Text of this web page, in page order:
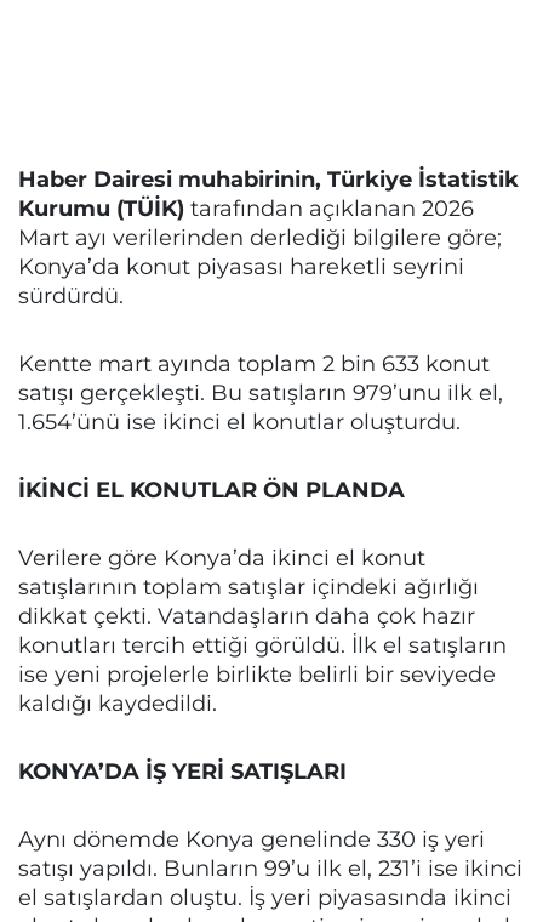
Haber Dairesi muhabirinin, Türkiye İstatistik
Kurumu (TÜİK) tarafından açıklanan 2026
Mart ayı verilerinden derlediği bilgilere göre;
Konya’da konut piyasası hareketli seyrini
sürdürdü.
Kentte mart ayında toplam 2 bin 633 konut
satışı gerçekleşti. Bu satışların 979’unu ilk el,
1.654’ünü ise ikinci el konutlar oluşturdu.
İKİNCİ EL KONUTLAR ÖN PLANDA
Verilere göre Konya’da ikinci el konut
satışlarının toplam satışlar içindeki ağırlığı
dikkat çekti. Vatandaşların daha çok hazır
konutları tercih ettiği görüldü. İlk el satışların
ise yeni projelerle birlikte belirli bir seviyede
kaldığı kaydedildi.
KONYA’DA İŞ YERİ SATIŞLARI
Aynı dönemde Konya genelinde 330 iş yeri
satışı yapıldı. Bunların 99’u ilk el, 231’i ise ikinci
el satışlardan oluştu. İş yeri piyasasında ikinci